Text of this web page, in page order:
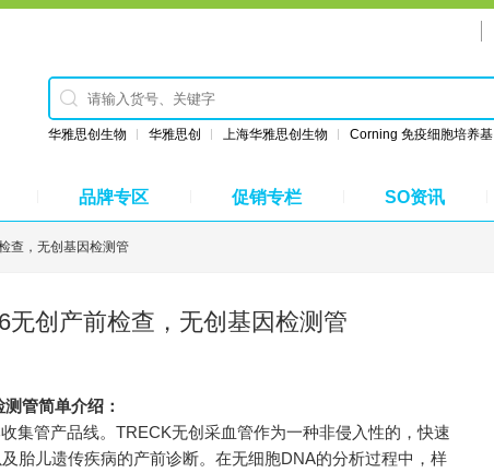
华雅思创生物 华雅思创 上海华雅思创生物 Corning 免疫细胞培养基
品牌专区 促销专栏 SO资讯
查，无创基因检测管
无创产前检查，无创基因检测管
管简单介绍：
集管产品线。TRECK无创采血管作为一种非侵入性的，快速
胎儿遗传疾病的产前诊断。在无细胞DNA的分析过程中，样